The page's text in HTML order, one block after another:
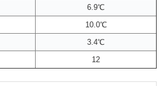
6.9℃
10.0℃
3.4℃
12